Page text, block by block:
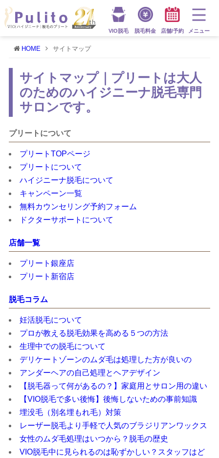
VIO脱毛 脱毛料金 店舗/予約 メニュー
HOME サイトマップ
サイトマップ｜プリートは大人
のためのハイジニーナ脱毛専門
サロンです。
プリートについて
プリートTOPページ
プリートについて
ハイジニーナ脱毛について
キャンペーン一覧
無料カウンセリング予約フォーム
ドクターサポートについて
店舗一覧
プリート銀座店
プリート新宿店
脱毛コラム
妊活脱毛について
プロが教える脱毛効果を高める５つの方法
生理中での脱毛について
デリケートゾーンのムダ毛は処理した方が良いの
アンダーヘアの自己処理とヘアデザイン
【脱毛器って何があるの？】家庭用とサロン用の違い
【VIO脱毛で多い後悔】後悔しないための事前知識
埋没毛（別名埋もれ毛）対策
レーザー脱毛より手軽で人気のブラジリアンワックス
女性のムダ毛処理はいつから？脱毛の歴史
VIO脱毛中に見られるのは恥ずかしい？スタッフはど